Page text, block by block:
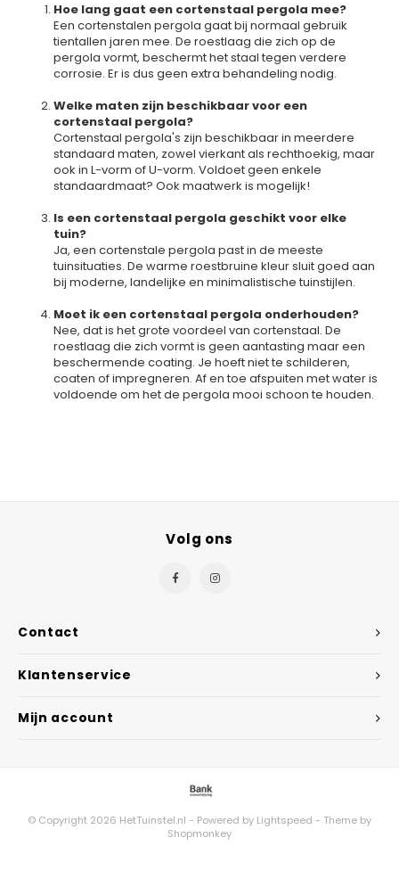
Hoe lang gaat een cortenstaal pergola mee?
Een cortenstalen pergola gaat bij normaal gebruik
tientallen jaren mee. De roestlaag die zich op de
pergola vormt, beschermt het staal tegen verdere
corrosie. Er is dus geen extra behandeling nodig.
Welke maten zijn beschikbaar voor een
cortenstaal pergola?
Cortenstaal pergola's zijn beschikbaar in meerdere
standaard maten, zowel vierkant als rechthoekig, maar
ook in L-vorm of U-vorm. Voldoet geen enkele
standaardmaat? Ook maatwerk is mogelijk!
Is een cortenstaal pergola geschikt voor elke
tuin?
Ja, een cortenstale pergola past in de meeste
tuinsituaties. De warme roestbruine kleur sluit goed aan
bij moderne, landelijke en minimalistische tuinstijlen.
Moet ik een cortenstaal pergola onderhouden?
Nee, dat is het grote voordeel van cortenstaal. De
roestlaag die zich vormt is geen aantasting maar een
beschermende coating. Je hoeft niet te schilderen,
coaten of impregneren. Af en toe afspuiten met water is
voldoende om het de pergola mooi schoon te houden.
Contact
Volg ons
Klantenservice
Mijn account
© Copyright 2026 HetTuinstel.nl - Powered by Lightspeed - Theme by
Shopmonkey